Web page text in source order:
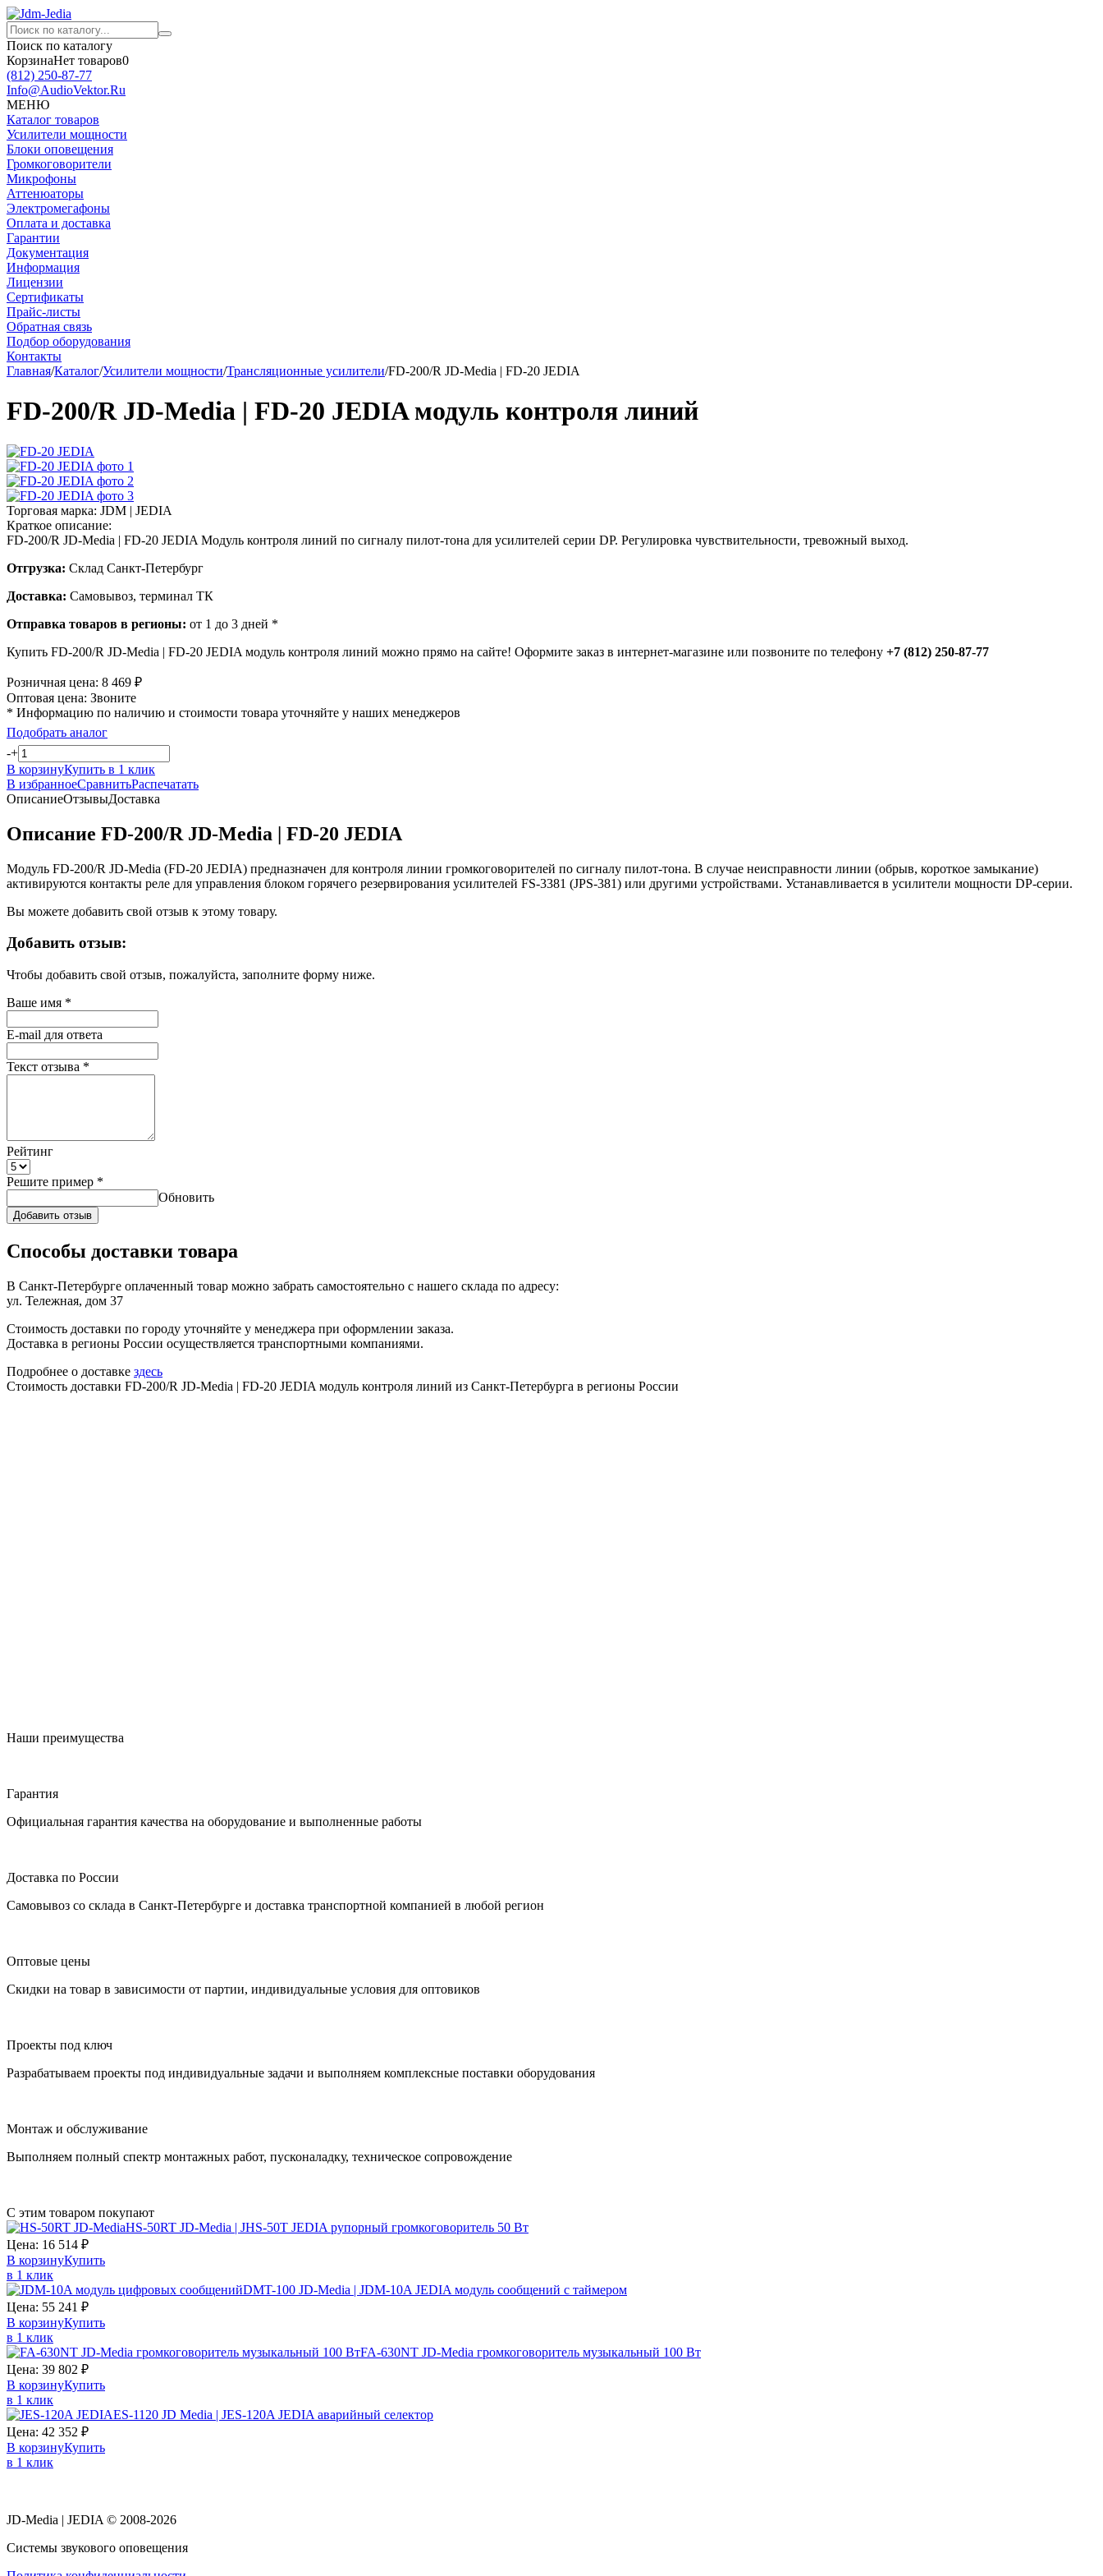
Поиск по каталогу
КорзинаНет товаров0
(812) 250-87-77
Info@AudioVektor.Ru
МЕНЮ
Каталог товаров
Усилители мощности
Блоки оповещения
Громкоговорители
Микрофоны
Аттенюаторы
Электромегафоны
Оплата и доставка
Гарантии
Документация
Информация
Лицензии
Сертификаты
Прайс-листы
Обратная связь
Подбор оборудования
Контакты
Главная/Каталог/Усилители мощности/Трансляционные усилители/FD-200/R JD-Media | FD-20 JEDIA
FD-200/R JD-Media | FD-20 JEDIA модуль контроля линий
Торговая марка: JDM | JEDIA
Краткое описание:
FD-200/R JD-Media | FD-20 JEDIA Модуль контроля линий по сигналу пилот-тона для усилителей серии DP. Регулировка чувствительности, тревожный выход.
Отгрузка: Склад Санкт-Петербург
Доставка: Самовывоз, терминал ТК
Отправка товаров в регионы: от 1 до 3 дней *
Купить FD-200/R JD-Media | FD-20 JEDIA модуль контроля линий можно прямо на сайте! Оформите заказ в интернет-магазине или позвоните по телефону +7 (812) 250-87-77
Розничная цена: 8 469 ₽
Оптовая цена: Звоните
* Информацию по наличию и стоимости товара уточняйте у наших менеджеров
Подобрать аналог
-+
В корзинуКупить в 1 клик
В избранноеСравнитьРаспечатать
ОписаниеОтзывыДоставка
Описание FD-200/R JD-Media | FD-20 JEDIA
Модуль FD-200/R JD-Media (FD-20 JEDIA) предназначен для контроля линии громкоговорителей по сигналу пилот-тона. В случае неисправности линии (обрыв, короткое замыкание)
активируются контакты реле для управления блоком горячего резервирования усилителей FS-3381 (JPS-381) или другими устройствами. Устанавливается в усилители мощности DP-серии.
Вы можете добавить свой отзыв к этому товару.
Добавить отзыв:
Чтобы добавить свой отзыв, пожалуйста, заполните форму ниже.
Ваше имя *
E-mail для ответа
Текст отзыва *
Рейтинг
Решите пример *
Обновить
Добавить отзыв
Способы доставки товара
В Санкт-Петербурге оплаченный товар можно забрать самостоятельно с нашего склада по адресу:
ул. Тележная, дом 37
Стоимость доставки по городу уточняйте у менеджера при оформлении заказа.
Доставка в регионы России осуществляется транспортными компаниями.
Подробнее о доставке здесь
Стоимость доставки FD-200/R JD-Media | FD-20 JEDIA модуль контроля линий из Санкт-Петербурга в регионы России
Наши преимущества
Гарантия
Официальная гарантия качества на оборудование и выполненные работы
Доставка по России
Самовывоз со склада в Санкт-Петербурге и доставка транспортной компанией в любой регион
Оптовые цены
Скидки на товар в зависимости от партии, индивидуальные условия для оптовиков
Проекты под ключ
Разрабатываем проекты под индивидуальные задачи и выполняем комплексные поставки оборудования
Монтаж и обслуживание
Выполняем полный спектр монтажных работ, пусконаладку, техническое сопровождение
С этим товаром покупают
HS-50RT JD-Media | JHS-50T JEDIA рупорный громкоговоритель 50 Вт
Цена: 16 514 ₽
В корзинуКупить
в 1 клик
DMT-100 JD-Media | JDM-10A JEDIA модуль сообщений с таймером
Цена: 55 241 ₽
В корзинуКупить
в 1 клик
FA-630NT JD-Media громкоговоритель музыкальный 100 Вт
Цена: 39 802 ₽
В корзинуКупить
в 1 клик
ES-1120 JD Media | JES-120A JEDIA аварийный селектор
Цена: 42 352 ₽
В корзинуКупить
в 1 клик
JD-Media | JEDIA © 2008-2026
Системы звукового оповещения